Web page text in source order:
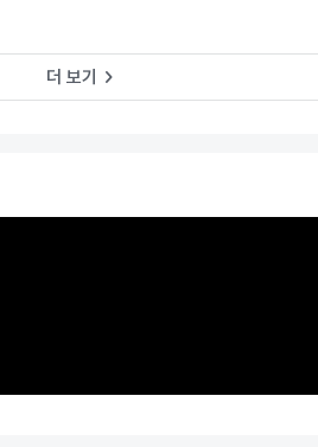
더 보기 keyboard_arrow_right